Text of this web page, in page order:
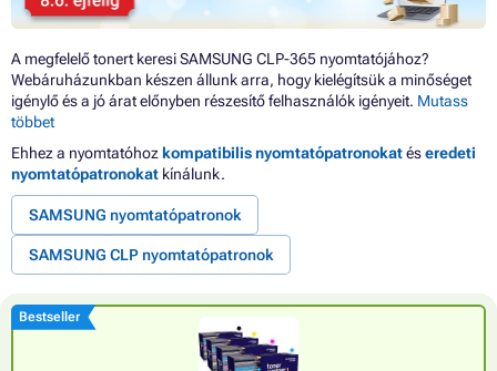
A megfelelő tonert keresi SAMSUNG CLP-365 nyomtatójához?
Webáruházunkban készen állunk arra, hogy kielégítsük a minőséget
igénylő és a jó árat előnyben részesítő felhasználók igényeit. Mutass
többet
Ehhez a nyomtatóhoz kompatibilis nyomtatópatronokatéseredeti
nyomtatópatronokat kínálunk.
SAMSUNG nyomtatópatronok
SAMSUNG CLP nyomtatópatronok
Bestseller